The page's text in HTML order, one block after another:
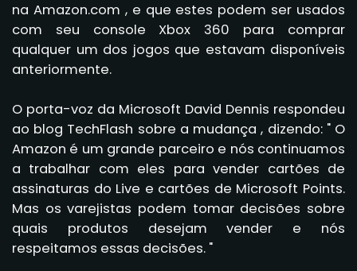
na Amazon.com , e que estes podem ser usados
com seu console Xbox 360 para comprar
qualquer um dos jogos que estavam disponíveis
anteriormente.
O porta-voz da Microsoft David Dennis respondeu
ao blog TechFlash sobre a mudança , dizendo: " O
Amazon é um grande parceiro e nós continuamos
a trabalhar com eles para vender cartões de
assinaturas do Live e cartões de Microsoft Points.
Mas os varejistas podem tomar decisões sobre
quais produtos desejam vender e nós
respeitamos essas decisões. "